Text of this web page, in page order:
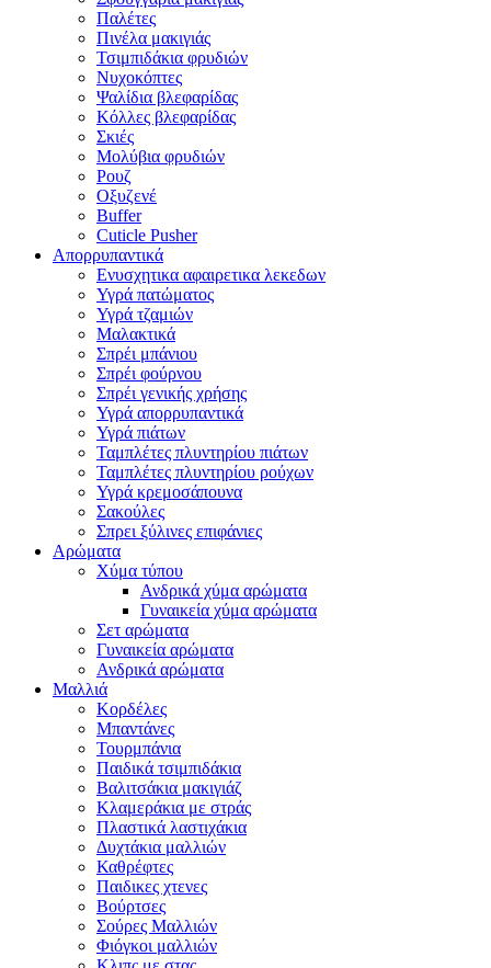
Παλέτες
Πινέλα μακιγιάς
Τσιμπιδάκια φρυδιών
Νυχοκόπτες
Ψαλίδια βλεφαρίδας
Κόλλες βλεφαρίδας
Σκιές
Μολύβια φρυδιών
Ρουζ
Οξυζενέ
Buffer
Cuticle Pusher
Απορρυπαντικά
Eνυσχητικα αφαιρετικα λεκεδων
Υγρά πατώματος
Υγρά τζαμιών
Μαλακτικά
Σπρέι μπάνιου
Σπρέι φούρνου
Σπρέι γενικής χρήσης
Υγρά απορρυπαντικά
Υγρά πιάτων
Ταμπλέτες πλυντηρίου πιάτων
Ταμπλέτες πλυντηρίου ρούχων
Υγρά κρεμοσάπουνα
Σακούλες
Σπρει ξύλινες επιφάνιες
Αρώματα
Χύμα τύπου
Ανδρικά χύμα αρώματα
Γυναικεία χύμα αρώματα
Σετ αρώματα
Γυναικεία αρώματα
Ανδρικά αρώματα
Μαλλιά
Κορδέλες
Μπαντάνες
Τουρμπάνια
Παιδικά τσιμπιδάκια
Βαλιτσάκια μακιγιάζ
Κλαμεράκια με στράς
Πλαστικά λαστιχάκια
Δυχτάκια μαλλιών
Καθρέφτες
Παιδικες χτενες
Βούρτσες
Σούρες Μαλλιών
Φιόγκοι μαλλιών